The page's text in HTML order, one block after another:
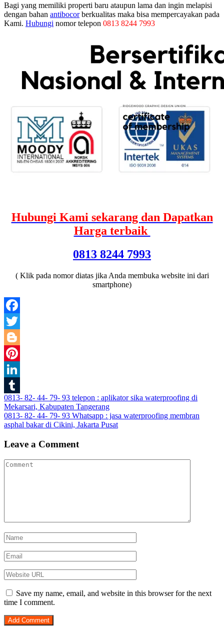
Bagi yang memiliki properti baru ataupun lama dan ingin melapisi
dengan bahan antibocorberkualitas maka bisa mempercayakan pada
Kami. Hubungi nomor telepon 0813 8244 7993
Hubungi Kami sekarang dan Dapatkan
Harga terbaik
0813 8244 7993
( Klik pada nomor diatas jika Anda membuka website ini dari
smartphone)
Facebook
Twitter
Blogger
Pinterest
LinkedIn
Tumblr
Post
navigation
0813- 82- 44- 79- 93 telepon : aplikator sika waterproofing di
Mekarsari, Kabupaten Tangerang
0813- 82- 44- 79- 93 Whatsapp : jasa waterproofing membran
asphal bakar di Cikini, Jakarta Pusat
Leave a Comment
Save my name, email, and website in this browser for the next
time I comment.